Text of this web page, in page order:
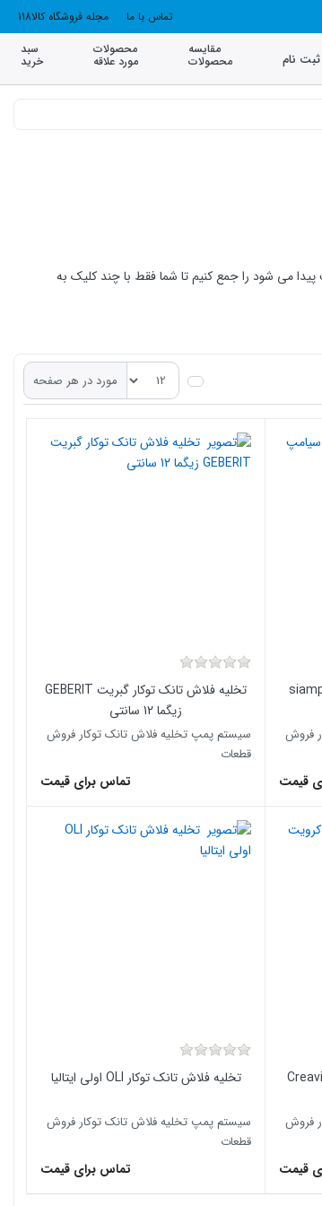
تماس با ما مجله فروشگاه کالا118
ثبت نام
مقایسه
محصولات
محصولات
مورد علاقه
سبد
خرید
خیلی سخت پیدا می شود را جمع کنیم تا شما فقط با چند کلیک به
مورد در هر صفحه
فروش
قیمت
تخلیه فلاش تانک توکار گبریت GEBERIT
زیگما 12 سانتی
سیستم پمپ تخلیه فلاش تانک توکار فروش
قطعات
تماس برای قیمت
فروش
قیمت
تخلیه فلاش تانک توکار OLI اولی ایتالیا
سیستم پمپ تخلیه فلاش تانک توکار فروش
قطعات
تماس برای قیمت